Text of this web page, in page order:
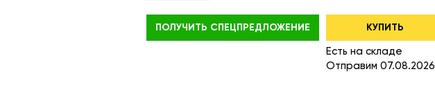
ПОЛУЧИТЬ СПЕЦПРЕДЛОЖЕНИЕ КУПИТЬ
Есть на складе
Отправим 07.08.2026